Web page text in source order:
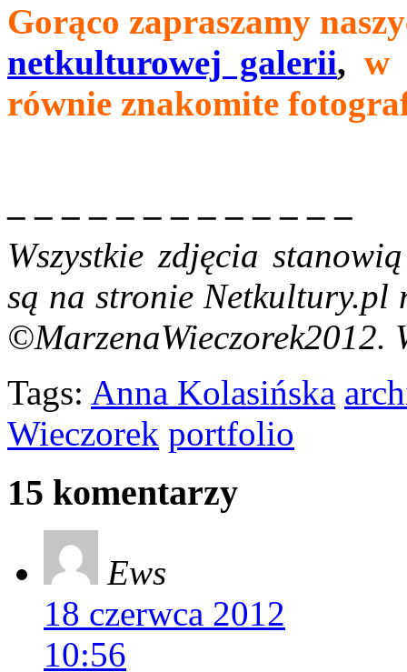
Gorąco zapraszamy
netkulturowej galerii,w
równie znakomite
– – – – – – – – – – – – –
Wszystkie zdjęcia
są na stronie Netkultury.pl
©MarzenaWieczorek2012.
Tags: Anna Kolasińska
Wieczorek portfolio
15 komentarzy
Ews
18 czerwca 2012
10:56